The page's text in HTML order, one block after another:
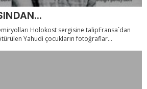
Holokost sergisine talipFransa`dan
Yahudi çocukların fotoğraflar...